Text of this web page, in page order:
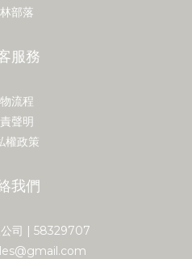
部落
服務
流程
聲明
權政策
我們
司 | 58329707